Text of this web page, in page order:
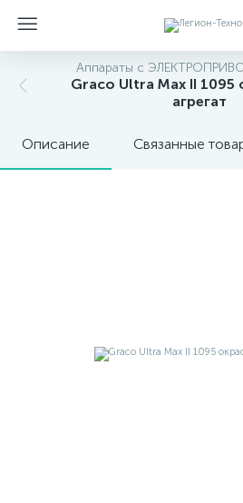
Аппараты с
Graco Ultra Max II 1095
агрегат
Описание Связанные